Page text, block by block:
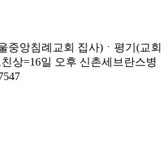
중앙침례교회 집사)ㆍ평기(교회
상=16일 오후 신촌세브란스병